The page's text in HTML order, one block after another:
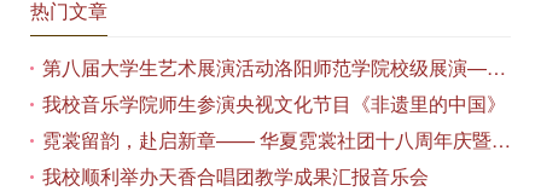
热门文章
第八届大学生艺术展演活动洛阳师范学院校级展演——艺术作品专场展览在美术与艺术学院顺利开展
我校音乐学院师生参演央视文化节目《非遗里的中国》
霓裳留韵，赴启新章—— 华夏霓裳社团十八周年庆暨毕业季特别演出圆满落幕
我校顺利举办天香合唱团教学成果汇报音乐会